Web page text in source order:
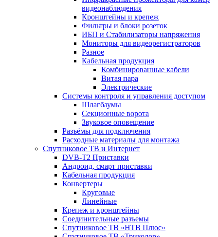
видеонаблюдения
Кронштейны и крепеж
Фильтры и блоки розеток
ИБП и Стабилизаторы напряжения
Мониторы для видеорегистраторов
Разное
Кабельная продукция
Комбинированные кабели
Витая пара
Электрические
Системы контроля и управления доступом
Шлагбаумы
Секционные ворота
Звуковое оповещение
Разъёмы для подключения
Расходные материалы для монтажа
Спутниковое ТВ и Интернет
DVB-Т2 Приставки
Андроид, смарт приставки
Кабельная продукция
Конвертеры
Круговые
Линейные
Крепеж и кронштейны
Соединительные разъемы
Спутниковое ТВ «НТВ Плюс»